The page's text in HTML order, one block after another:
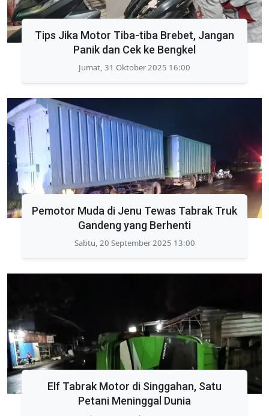
Tips Jika Motor Tiba-tiba Brebet, Jangan
Panik dan Cek ke Bengkel
Jumat, 31 Oktober 2025 16:00
Pemotor Muda di Jenu Tewas Tabrak Truk
Gandeng yang Berhenti
Sabtu, 20 September 2025 13:00
Elf Tabrak Motor di Singgahan, Satu
Petani Meninggal Dunia